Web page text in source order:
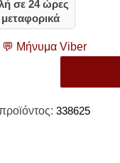
σε 24 ώρες
💬 Μήνυμα Viber
338625